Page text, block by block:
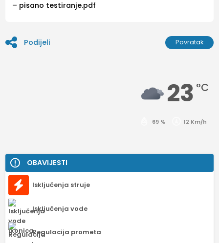
– pisano testiranje.pdf
Podijeli Povratak
23 °C
69 % 12 Km/h
OBAVIJESTI
Isključenja struje
Isključenja vode
Regulacija prometa